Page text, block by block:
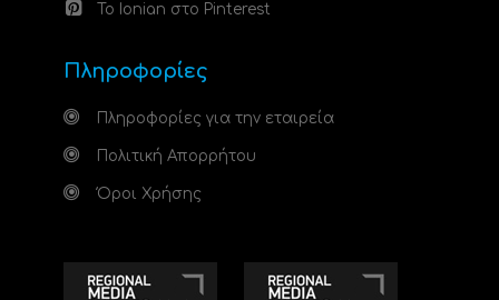
Το Ionian στο Pinterest
Πληροφορίες
Πληροφορίες για την εταιρεία
Πολιτική Απορρήτου
Όροι Χρήσης